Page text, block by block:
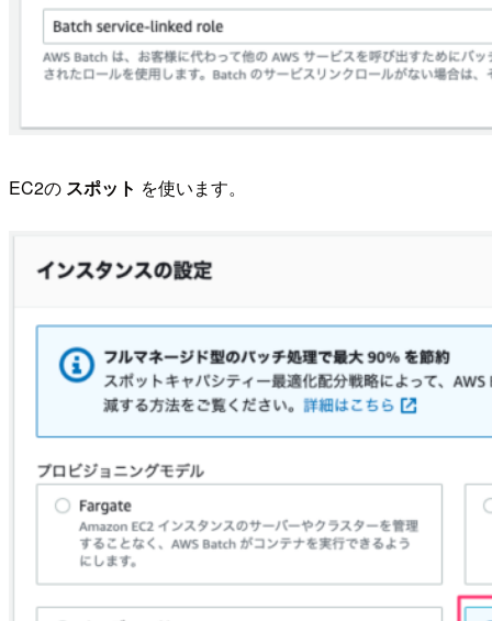
EC2の スポット を使います。